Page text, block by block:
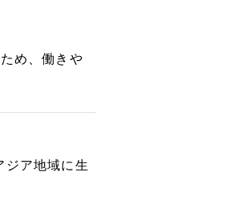
め、働きや
ジア地域に生